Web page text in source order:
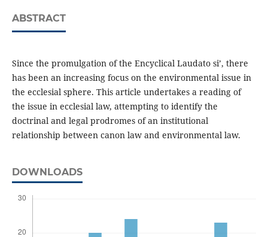
ABSTRACT
Since the promulgation of the Encyclical Laudato si’, there
has been an increasing focus on the environmental issue in
the ecclesial sphere. This article undertakes a reading of
the issue in ecclesial law, attempting to identify the
doctrinal and legal prodromes of an institutional
relationship between canon law and environmental law.
DOWNLOADS